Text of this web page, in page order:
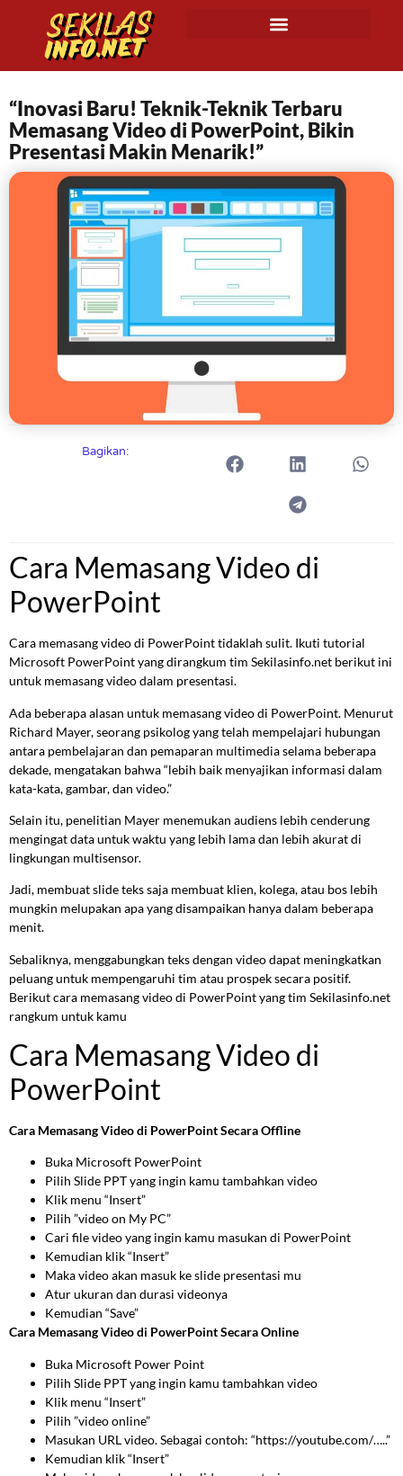
“Inovasi Baru! Teknik-Teknik Terbaru
Memasang Video di PowerPoint, Bikin
Presentasi Makin Menarik!”
Bagikan:
Cara Memasang Video di
PowerPoint
Cara memasang video di PowerPoint tidaklah sulit. Ikuti tutorial
Microsoft PowerPoint yang dirangkum tim Sekilasinfo.net berikut ini
untuk memasang video dalam presentasi.
Ada beberapa alasan untuk memasang video di PowerPoint. Menurut
Richard Mayer, seorang psikolog yang telah mempelajari hubungan
antara pembelajaran dan pemaparan multimedia selama beberapa
dekade, mengatakan bahwa “lebih baik menyajikan informasi dalam
kata-kata, gambar, dan video.”
Selain itu, penelitian Mayer menemukan audiens lebih cenderung
mengingat data untuk waktu yang lebih lama dan lebih akurat di
lingkungan multisensor.
Jadi, membuat slide teks saja membuat klien, kolega, atau bos lebih
mungkin melupakan apa yang disampaikan hanya dalam beberapa
menit.
Sebaliknya, menggabungkan teks dengan video dapat meningkatkan
peluang untuk mempengaruhi tim atau prospek secara positif.
Berikut cara memasang video di PowerPoint yang tim Sekilasinfo.net
rangkum untuk kamu
Cara Memasang Video di
PowerPoint
Cara Memasang Video di PowerPoint Secara Offline
Buka Microsoft PowerPoint
Pilih Slide PPT yang ingin kamu tambahkan video
Klik menu “Insert”
Pilih ”video on My PC”
Cari file video yang ingin kamu masukan di PowerPoint
Kemudian klik “Insert”
Maka video akan masuk ke slide presentasi mu
Atur ukuran dan durasi videonya
Kemudian “Save”
Cara Memasang Video di PowerPoint Secara Online
Buka Microsoft Power Point
Pilih Slide PPT yang ingin kamu tambahkan video
Klik menu “Insert”
Pilih ”video online”
Masukan URL video. Sebagai contoh: “https://youtube.com/…..”
Kemudian klik “Insert”